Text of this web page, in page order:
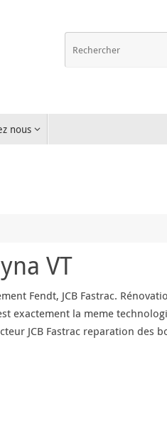
nous
VT
Fendt, JCB Fastrac.
exactement la meme
JCB Fastrac reparation des